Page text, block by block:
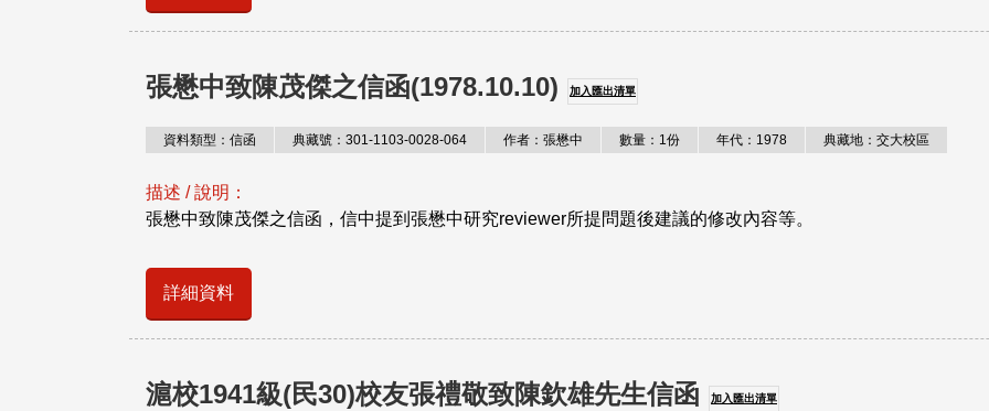
張懋中致陳茂傑之信函(1978.10.10) 加入匯出清單
資料類型：信函 典藏號：301-1103-0028-064 作者：張懋中 數量：1份 年代：1978 典藏地：交大校區
描述 / 說明：
張懋中致陳茂傑之信函，信中提到張懋中研究reviewer所提問題後建議的修改內容等。
詳細資料
滬校1941級(民30)校友張禮敬致陳欽雄先生信函 加入匯出清單